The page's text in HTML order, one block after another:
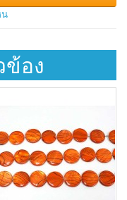
น
อง